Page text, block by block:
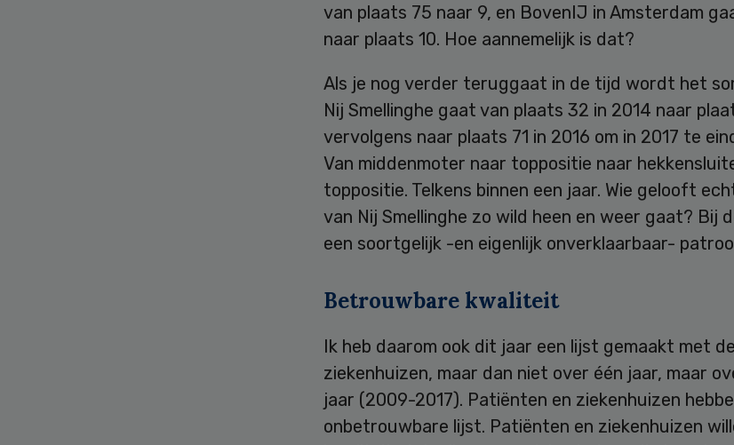
van plaats 75 naar 9, en BovenIJ in Amsterdam
naar plaats 10. Hoe aannemelijk is dat?
Als je nog verder teruggaat in de tijd wordt het
Nij Smellinghe gaat van plaats 32 in 2014 naar
vervolgens naar plaats 71 in 2016 om in 2017 te
Van middenmoter naar toppositie naar
toppositie. Telkens binnen een jaar. Wie gelooft
van Nij Smellinghe zo wild heen en weer gaat? Bij
een soortgelijk -en eigenlijk onverklaarbaar-
Betrouwbare kwaliteit
Ik heb daarom ook dit jaar een lijst gemaakt met
ziekenhuizen, maar dan niet over één jaar, maar
jaar (2009-2017). Patiënten en ziekenhuizen
onbetrouwbare lijst. Patiënten en ziekenhuizen